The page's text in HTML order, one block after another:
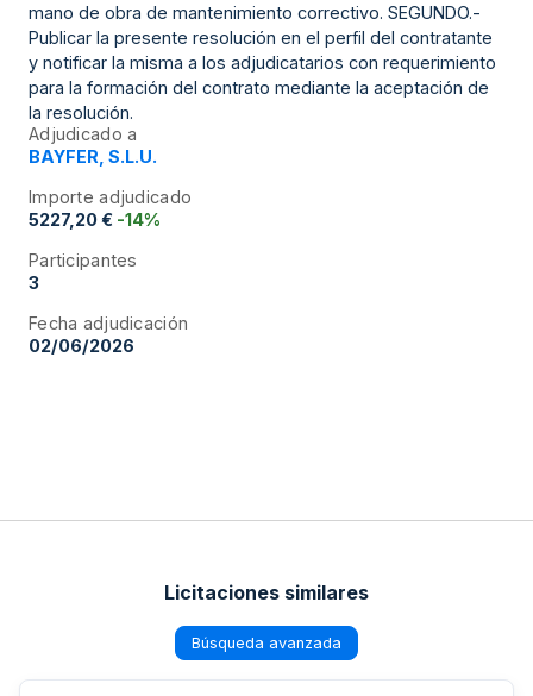
mano de obra de mantenimiento correctivo. SEGUNDO.-
Publicar la presente resolución en el perfil del contratante
y notificar la misma a los adjudicatarios con requerimiento
para la formación del contrato mediante la aceptación de
la resolución.
Adjudicado a
BAYFER, S.L.U.
Importe adjudicado
5227,20 € -14%
Participantes
3
Fecha adjudicación
02/06/2026
Licitaciones similares
Búsqueda avanzada